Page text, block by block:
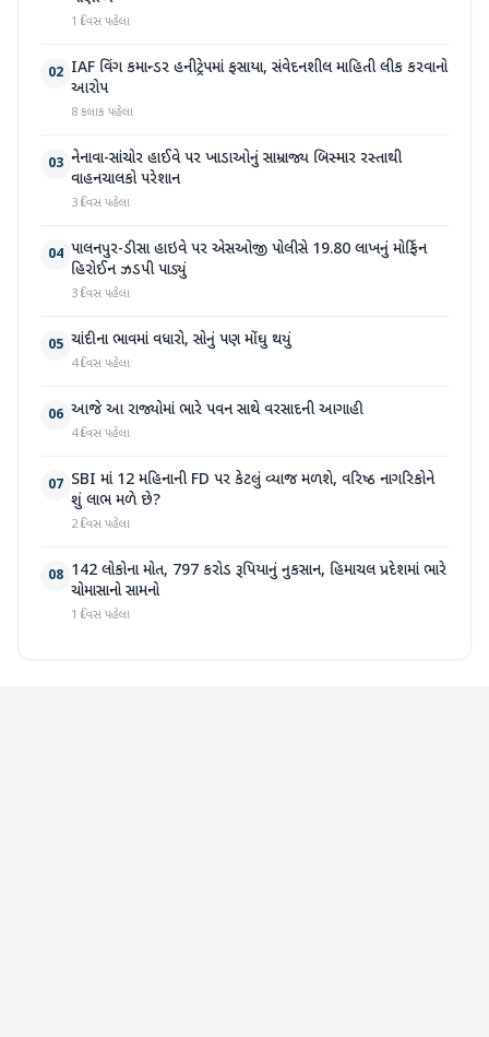
1 દિવસ પહેલા
02 IAF વિંગ કમાન્ડર હનીટ્રેપમાં ફસાયા, સંવેદનશીલ માહિતી લીક કરવાનો
આરોપ
8 કલાક પહેલા
03 નેનાવા-સાંચોર હાઈવે પર ખાડાઓનું સામ્રાજ્ય બિસ્માર રસ્તાથી
વાહનચાલકો પરેશાન
3 દિવસ પહેલા
04 પાલનપુર-ડીસા હાઇવે પર એસઓજી પોલીસે 19.80 લાખનું મોર્ફિન
હિરોઈન ઝડપી પાડ્યું
3 દિવસ પહેલા
05 ચાંદીના ભાવમાં વધારો, સોનું પણ મોંઘુ થયું
4 દિવસ પહેલા
06 આજે આ રાજ્યોમાં ભારે પવન સાથે વરસાદની આગાહી
4 દિવસ પહેલા
07 SBI માં 12 મહિનાની FD પર કેટલું વ્યાજ મળશે, વરિષ્ઠ નાગરિકોને
શું લાભ મળે છે?
2 દિવસ પહેલા
08 142 લોકોના મોત, 797 કરોડ રૂપિયાનું નુકસાન, હિમાચલ પ્રદેશમાં ભારે
ચોમાસાનો સામનો
1 દિવસ પહેલા